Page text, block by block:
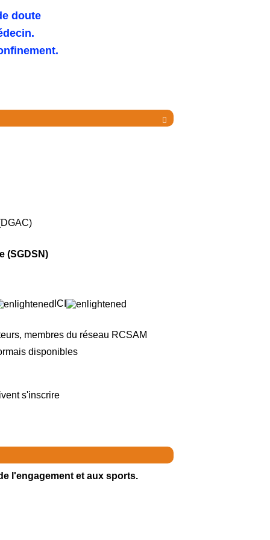
doute

(SGDSN)
ICI
membres du réseau RCSAM
disponibles
s'inscrire
l'engagement et aux sports.